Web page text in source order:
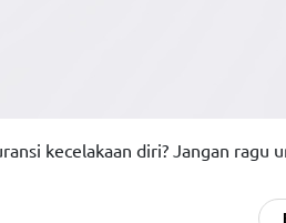
kecelakaan diri? Jangan